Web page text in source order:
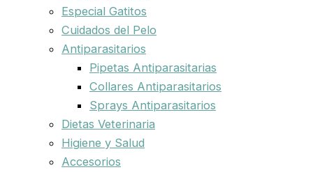
Especial Gatitos
Cuidados del Pelo
Antiparasitarios
Pipetas Antiparasitarias
Collares Antiparasitarios
Sprays Antiparasitarios
Dietas Veterinaria
Higiene y Salud
Accesorios